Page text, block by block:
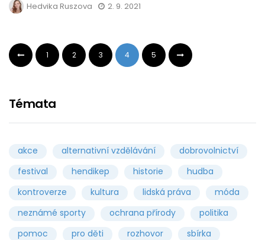
Hedvika Ruszova 2. 9. 2021
1 2 3 4 5
Témata
akce alternativní vzdělávání
dobrovolnictví
festival
hendikep historie
hudba
kontroverze
kultura lidská práva
móda
neznámé sporty
ochrana přírody
politika
pomoc
pro děti rozhovor
sbírka